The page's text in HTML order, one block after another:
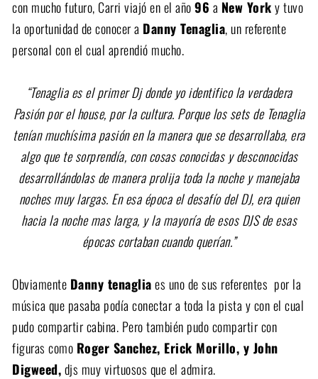
con mucho futuro, Carri viajó en el año96 a New Yorky tuvo
la oportunidad de conocer a Danny Tenaglia, un referente
personal con el cual aprendió mucho.
“Tenaglia es el primer Dj donde yo identifico la verdadera
Pasión por el house, por la cultura. Porque los sets de Tenaglia
tenían muchísima pasiónen la manera que se desarrollaba, era
algo que te sorprendía, con cosas conocidas y desconocidas
desarrollándolas de manera prolija toda la nochey manejaba
noches muy largas. En esa época el desafío del DJ, era quien
hacia la noche mas larga, y la mayoría de esos DJS de esas
épocas cortabancuando querían.”
Obviamente Danny tenagliaes uno de sus referentes por la
música que pasaba podía conectar a toda la pista y con el cual
pudo compartir cabina. Pero también pudo compartir con
figuras como Roger Sanchez, Erick Morillo, y John
Digweed,djs muy virtuosos que el admira.